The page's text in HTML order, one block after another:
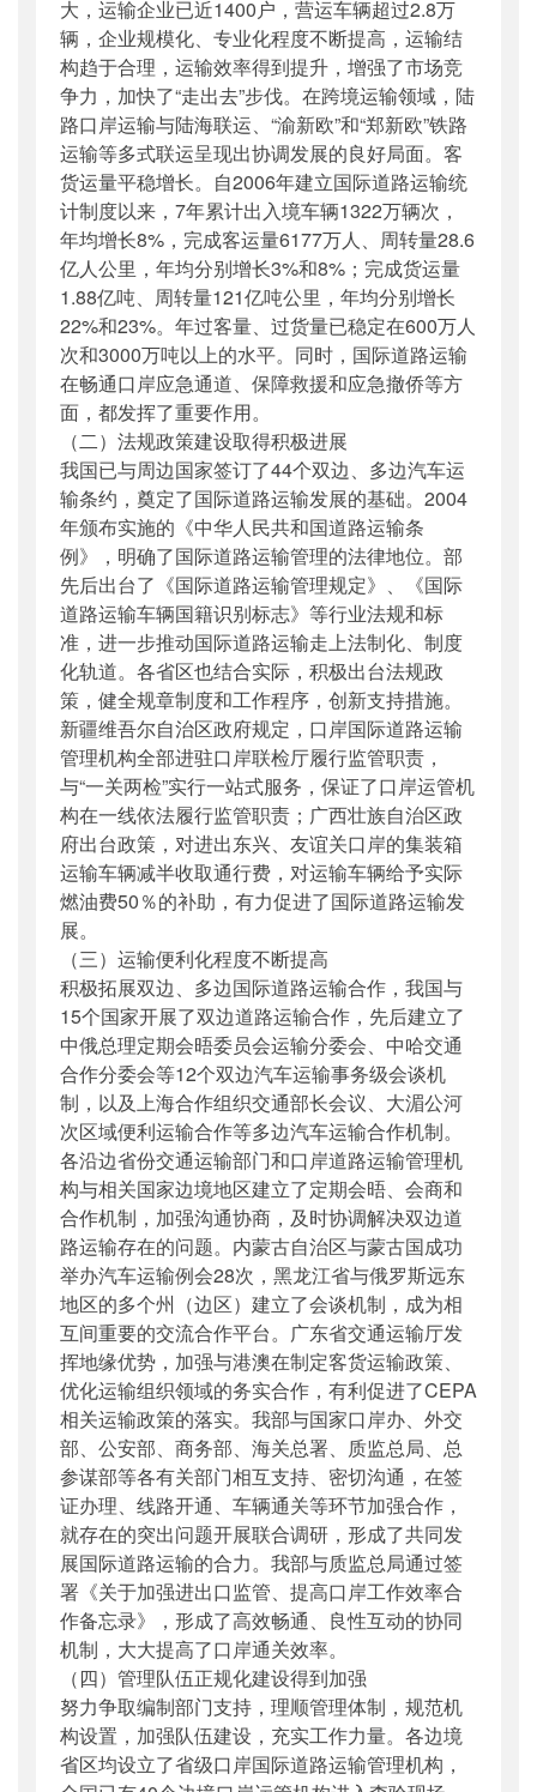
大，运输企业已近1400户，营运车辆超过2.8万
辆，企业规模化、专业化程度不断提高，运输结
构趋于合理，运输效率得到提升，增强了市场竞
争力，加快了“走出去”步伐。在跨境运输领域，陆
路口岸运输与陆海联运、“渝新欧”和“郑新欧”铁路
运输等多式联运呈现出协调发展的良好局面。客
货运量平稳增长。自2006年建立国际道路运输统
计制度以来，7年累计出入境车辆1322万辆次，
年均增长8%，完成客运量6177万人、周转量28.6
亿人公里，年均分别增长3%和8%；完成货运量
1.88亿吨、周转量121亿吨公里，年均分别增长
22%和23%。年过客量、过货量已稳定在600万人
次和3000万吨以上的水平。同时，国际道路运输
在畅通口岸应急通道、保障救援和应急撤侨等方
面，都发挥了重要作用。
（二）法规政策建设取得积极进展
我国已与周边国家签订了44个双边、多边汽车运
输条约，奠定了国际道路运输发展的基础。2004
年颁布实施的《中华人民共和国道路运输条
例》，明确了国际道路运输管理的法律地位。部
先后出台了《国际道路运输管理规定》、《国际
道路运输车辆国籍识别标志》等行业法规和标
准，进一步推动国际道路运输走上法制化、制度
化轨道。各省区也结合实际，积极出台法规政
策，健全规章制度和工作程序，创新支持措施。
新疆维吾尔自治区政府规定，口岸国际道路运输
管理机构全部进驻口岸联检厅履行监管职责，
与“一关两检”实行一站式服务，保证了口岸运管机
构在一线依法履行监管职责；广西壮族自治区政
府出台政策，对进出东兴、友谊关口岸的集装箱
运输车辆减半收取通行费，对运输车辆给予实际
燃油费50％的补助，有力促进了国际道路运输发
展。
（三）运输便利化程度不断提高
积极拓展双边、多边国际道路运输合作，我国与
15个国家开展了双边道路运输合作，先后建立了
中俄总理定期会晤委员会运输分委会、中哈交通
合作分委会等12个双边汽车运输事务级会谈机
制，以及上海合作组织交通部长会议、大湄公河
次区域便利运输合作等多边汽车运输合作机制。
各沿边省份交通运输部门和口岸道路运输管理机
构与相关国家边境地区建立了定期会晤、会商和
合作机制，加强沟通协商，及时协调解决双边道
路运输存在的问题。内蒙古自治区与蒙古国成功
举办汽车运输例会28次，黑龙江省与俄罗斯远东
地区的多个州（边区）建立了会谈机制，成为相
互间重要的交流合作平台。广东省交通运输厅发
挥地缘优势，加强与港澳在制定客货运输政策、
优化运输组织领域的务实合作，有利促进了CEPA
相关运输政策的落实。我部与国家口岸办、外交
部、公安部、商务部、海关总署、质监总局、总
参谋部等各有关部门相互支持、密切沟通，在签
证办理、线路开通、车辆通关等环节加强合作，
就存在的突出问题开展联合调研，形成了共同发
展国际道路运输的合力。我部与质监总局通过签
署《关于加强进出口监管、提高口岸工作效率合
作备忘录》，形成了高效畅通、良性互动的协同
机制，大大提高了口岸通关效率。
（四）管理队伍正规化建设得到加强
努力争取编制部门支持，理顺管理体制，规范机
构设置，加强队伍建设，充实工作力量。各边境
省区均设立了省级口岸国际道路运输管理机构，